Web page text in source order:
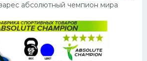
абсолютный чемпион мира